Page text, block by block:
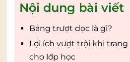
Nội dung bài viết
Bảng trượt dọc là gì?
Lợi ích vượt trội khi
cho lớp học